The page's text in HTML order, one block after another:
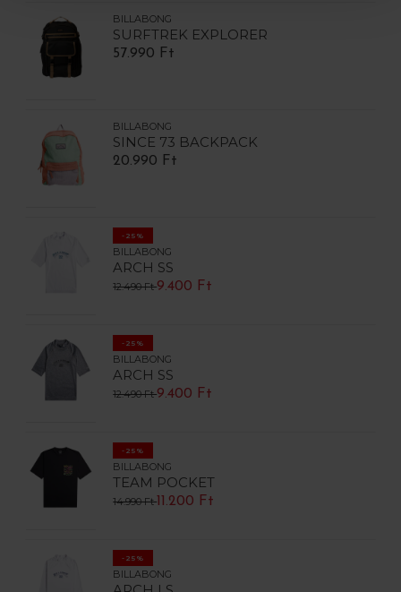
BILLABONG
SURFTREK EXPLORER
57.990 Ft
BILLABONG
SINCE 73 BACKPACK
20.990 Ft
-25%
BILLABONG
ARCH SS
12.490 Ft9.400 Ft
-25%
BILLABONG
ARCH SS
12.490 Ft9.400 Ft
-25%
BILLABONG
TEAM POCKET
14.990 Ft 11.200 Ft
-25%
BILLABONG